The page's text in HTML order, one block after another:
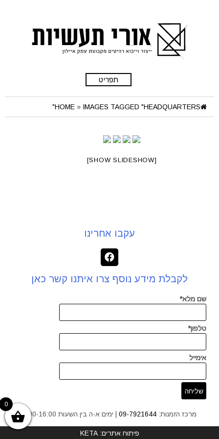
תפריט
HOME » IMAGES TAGGED "HEADQUARTERS"
[SHOW SLIDESHOW]
עקבו אחרינו
לקבלת מידע נוסף צרו איתנו קשר כאן
שם מלא*
טלפון*
אימייל
מרכז הזמנות: 09-7921644 | ימים א-ה בין השעות 9:00-16:00
0
פיתוח אתרים: KETA